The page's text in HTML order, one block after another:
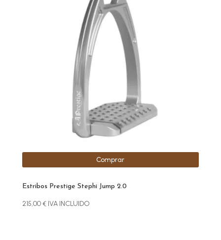
Estribos Prestige Stephi Jump 2.0
215,00€ IVA INCLUIDO
Comprar